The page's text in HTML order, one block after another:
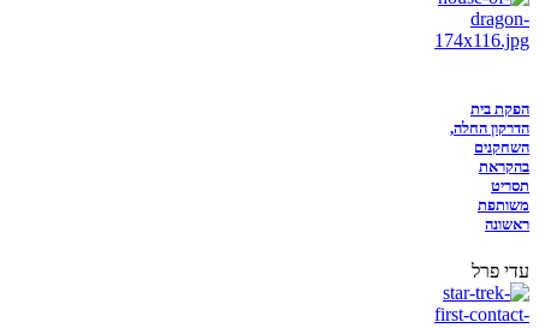
הפקת בית
הדרקון החלה,
השחקנים
בהקראת
תסריט
משותפת
ראשונה
עדי פרל